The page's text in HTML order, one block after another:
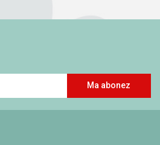
Ma abonez